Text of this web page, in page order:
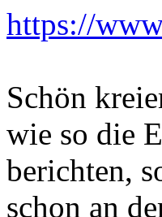
https://
Schön
wie so die
berichten,
schon an